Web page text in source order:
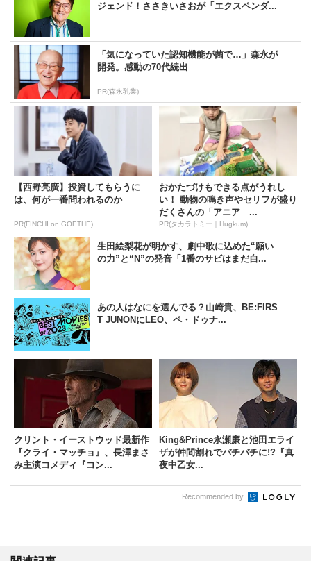
ジェンド！ささきいさおが「エクスペンダ...
「気になっていた認知機能が菌で…」森永が
開発。感動の70代続出
PR(森永乳業)
【西野亮廣】投資してもらうに
は、何が一番問われるのか
PR(FINCHI on GOETHE)
おかたづけもできる点がうれし
い！ 動物の鳴き声やセリフが盛り
だくさんの「アニア ...
PR(タカラトミー｜Hugkum)
生田絵梨花が明かす、劇中歌に込めた“願い
の力”と“N”の発音「1番のサビはまだ自...
あの人はなにを選んでる？山崎貴、BE:FIRS
T JUNONにLEO、ペ・ドゥナ...
クリント・イーストウッド最新作
『クライ・マッチョ』、長澤まさ
み主演コメディ『コン...
King&Prince永瀬廉と池田エライ
ザが仲間割れでバチバチに!?『真
夜中乙女...
Recommended by